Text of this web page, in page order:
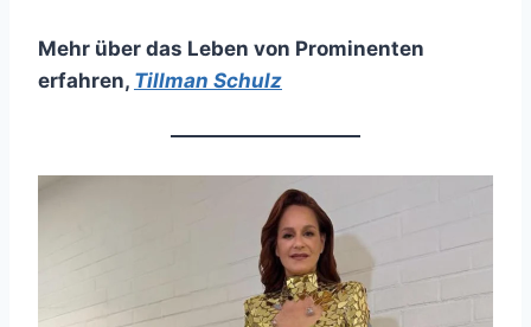
Mehr über das Leben von Prominenten
erfahren, Tillman Schulz